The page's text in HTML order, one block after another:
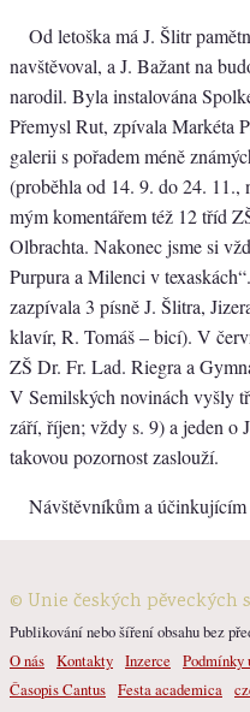
Od letoška má J. Šlitr
navštěvoval, a J. Bažant na
narodil. Byla instalována
Přemysl Rut, zpívala Markéta
galerii s pořadem méně
(proběhla od 14. 9. do 24.
mým komentářem též 12 tříd
Olbrachta. Nakonec jsme si
Purpura a Milenci v
zazpívala 3 písně J. Šlitra,
klavír, R. Tomáš – bicí). V
ZŠ Dr. Fr. Lad. Riegra a
V Semilských novinách vyšly
září, říjen; vždy s. 9) a jeden o
takovou pozornost zaslouží.
Návštěvníkům a účinkujícím
© Unie českých pěveckých
Publikování nebo šíření obsahu bez
O nás Kontakty Inzerce Podmínky
Časopis Cantus Festa academica